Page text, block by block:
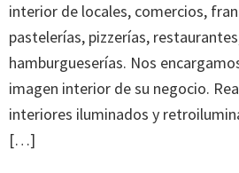
interior de locales, comercios,
pastelerías, pizzerías,
hamburgueserías. Nos
imagen interior de su negocio.
interiores iluminados y
[…]